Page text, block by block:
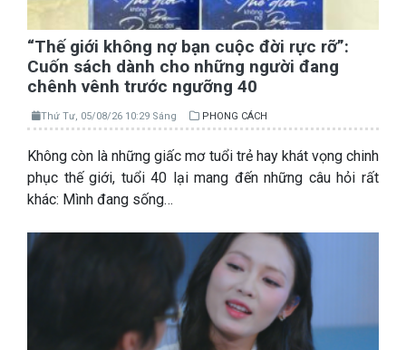
“Thế giới không nợ bạn cuộc đời rực rỡ”:
Cuốn sách dành cho những người đang
chênh vênh trước ngưỡng 40
Thứ Tư, 05/08/26 10:29 Sáng PHONG CÁCH
Không còn là những giấc mơ tuổi trẻ hay khát vọng chinh
phục thế giới, tuổi 40 lại mang đến những câu hỏi rất
khác: Mình đang sống…